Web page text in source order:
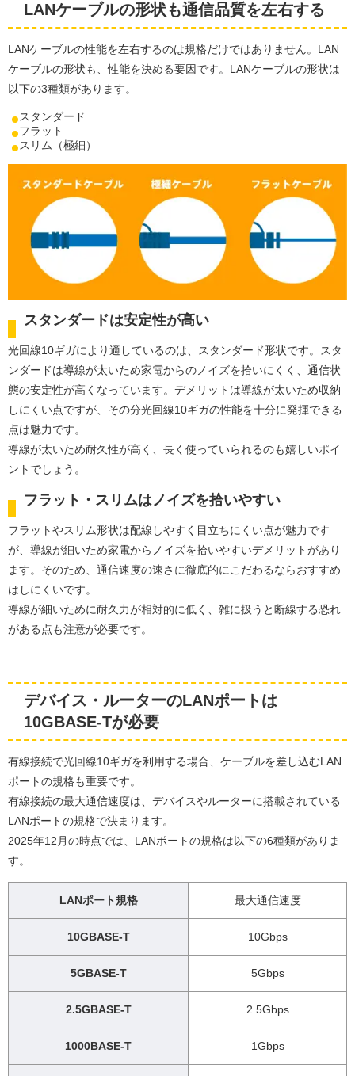
LANケーブルの形状も通信品質を左右する
LANケーブルの性能を左右するのは規格だけではありません。LAN
ケーブルの形状も、性能を決める要因です。LANケーブルの形状は
以下の3種類があります。
スタンダード
フラット
スリム（極細）
スタンダードは安定性が高い
光回線10ギガにより適しているのは、スタンダード形状です。スタ
ンダードは導線が太いため家電からのノイズを拾いにくく、通信状
態の安定性が高くなっています。デメリットは導線が太いため収納
しにくい点ですが、その分光回線10ギガの性能を十分に発揮できる
点は魅力です。
導線が太いため耐久性が高く、長く使っていられるのも嬉しいポイ
ントでしょう。
フラット・スリムはノイズを拾いやすい
フラットやスリム形状は配線しやすく目立ちにくい点が魅力です
が、導線が細いため家電からノイズを拾いやすいデメリットがあり
ます。そのため、通信速度の速さに徹底的にこだわるならおすすめ
はしにくいです。
導線が細いために耐久力が相対的に低く、雑に扱うと断線する恐れ
がある点も注意が必要です。
デバイス・ルーターのLANポートは
10GBASE-Tが必要
有線接続で光回線10ギガを利用する場合、ケーブルを差し込むLAN
ポートの規格も重要です。
有線接続の最大通信速度は、デバイスやルーターに搭載されている
LANポートの規格で決まります。
2025年12月の時点では、LANポートの規格は以下の6種類がありま
す。
LANポート規格 最大通信速度
10GBASE-T 10Gbps
5GBASE-T 5Gbps
2.5GBASE-T 2.5Gbps
1000BASE-T 1Gbps